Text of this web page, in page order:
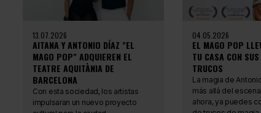
13.07.2026
AITANA Y ANTONIO DÍAZ "EL
MAGO POP" ADQUIEREN EL
TEATRE AQUITÀNIA DE
BARCELONA
Con esta sociedad, los artistas
impulsaran un nuevo proyecto
04.05.2026
EL MAGO POP
TU CASA CON
TRUCOS
La magia de
más allá del
ahora, ya puedes